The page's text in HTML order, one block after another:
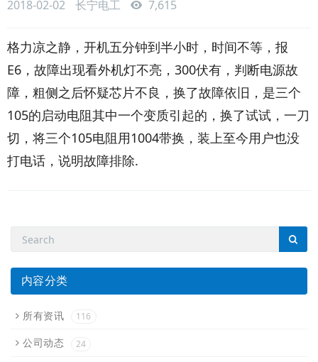
2018-02-02 长宁电工 7,615
格力凉之静，开机五分钟到半小时，时间不等，报
E6，故障出现看外机灯不亮，300伏有，判断电源故
障，粗侧之后怀疑芯片不良，换了故障依旧，是三个
105的启动电阻其中一个变质引起的，换了试试，一刀
切，将三个105电阻用1004带换，装上至今用户也没
打电话，说明故障排除.
内容分类
所有资讯 116
公司动态 24